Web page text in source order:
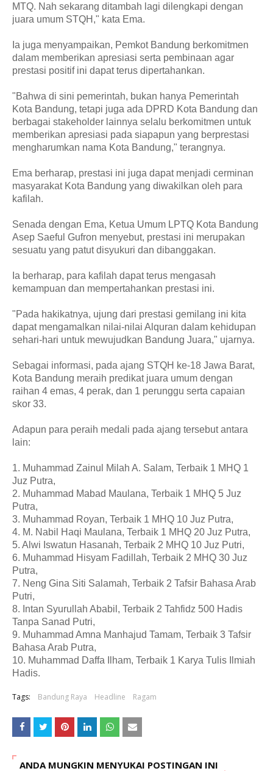
MTQ. Nah sekarang ditambah lagi dilengkapi dengan
juara umum STQH," kata Ema.
Ia juga menyampaikan, Pemkot Bandung berkomitmen
dalam memberikan apresiasi serta pembinaan agar
prestasi positif ini dapat terus dipertahankan.
"Bahwa di sini pemerintah, bukan hanya Pemerintah
Kota Bandung, tetapi juga ada DPRD Kota Bandung dan
berbagai stakeholder lainnya selalu berkomitmen untuk
memberikan apresiasi pada siapapun yang berprestasi
mengharumkan nama Kota Bandung," terangnya.
Ema berharap, prestasi ini juga dapat menjadi cerminan
masyarakat Kota Bandung yang diwakilkan oleh para
kafilah.
Senada dengan Ema, Ketua Umum LPTQ Kota Bandung
Asep Saeful Gufron menyebut, prestasi ini merupakan
sesuatu yang patut disyukuri dan dibanggakan.
Ia berharap, para kafilah dapat terus mengasah
kemampuan dan mempertahankan prestasi ini.
"Pada hakikatnya, ujung dari prestasi gemilang ini kita
dapat mengamalkan nilai-nilai Alquran dalam kehidupan
sehari-hari untuk mewujudkan Bandung Juara," ujarnya.
Sebagai informasi, pada ajang STQH ke-18 Jawa Barat,
Kota Bandung meraih predikat juara umum dengan
raihan 4 emas, 4 perak, dan 1 perunggu serta capaian
skor 33.
Adapun para peraih medali pada ajang tersebut antara
lain:
1. Muhammad Zainul Milah A. Salam, Terbaik 1 MHQ 1
Juz Putra,
2. Muhammad Mabad Maulana, Terbaik 1 MHQ 5 Juz
Putra,
3. Muhammad Royan, Terbaik 1 MHQ 10 Juz Putra,
4. M. Nabil Haqi Maulana, Terbaik 1 MHQ 20 Juz Putra,
5. Alwi Iswatun Hasanah, Terbaik 2 MHQ 10 Juz Putri,
6. Muhammad Hisyam Fadillah, Terbaik 2 MHQ 30 Juz
Putra,
7. Neng Gina Siti Salamah, Terbaik 2 Tafsir Bahasa Arab
Putri,
8. Intan Syurullah Ababil, Terbaik 2 Tahfidz 500 Hadis
Tanpa Sanad Putri,
9. Muhammad Amna Manhajud Tamam, Terbaik 3 Tafsir
Bahasa Arab Putra,
10. Muhammad Daffa Ilham, Terbaik 1 Karya Tulis Ilmiah
Hadis.
Tags: Bandung Raya Headline Ragam
ANDA MUNGKIN MENYUKAI POSTINGAN INI